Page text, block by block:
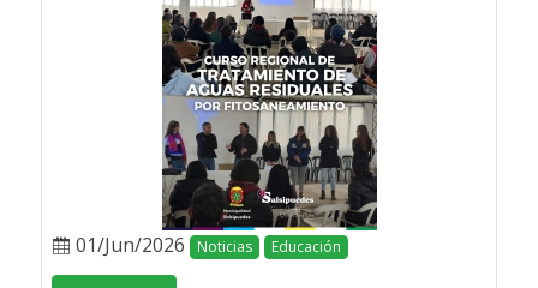
01/Jun/2026 Noticias Educación